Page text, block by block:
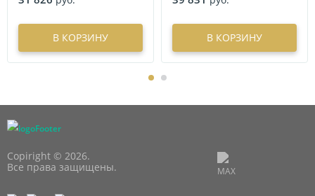
В КОРЗИНУ В КОРЗИНУ
Copiright © 2026.
Все права защищены.